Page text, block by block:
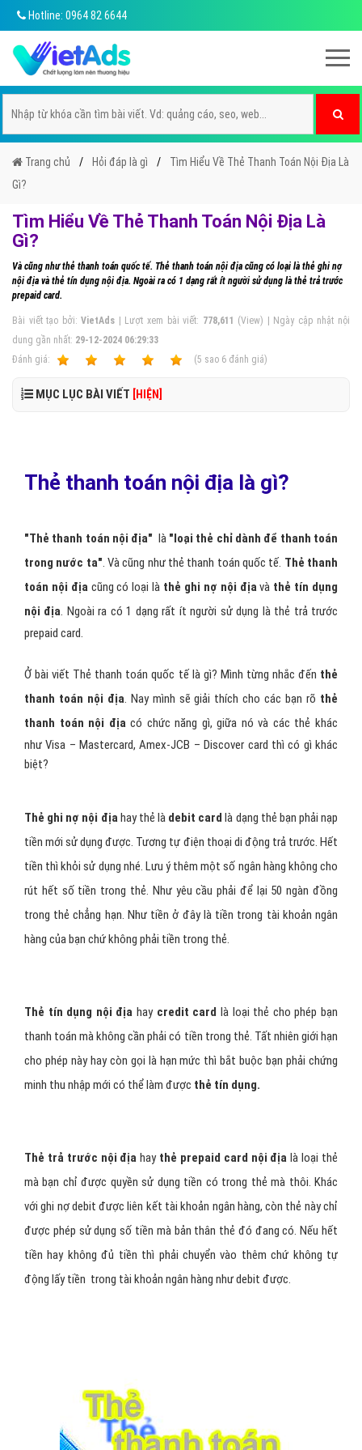
Hotline: 0964 82 6644
Trang chủ Hỏi đáp là gì
Tìm Hiểu Về Thẻ Thanh Toán Nội Địa Là
Gì?
Tìm Hiểu Về Thẻ Thanh Toán Nội Địa Là
Gì?
Và cũng như thẻ thanh toán quốc tế. Thẻ thanh toán nội địa cũng có loại là thẻ ghi nợ
nội địa và thẻ tín dụng nội địa. Ngoài ra có 1 dạng rất ít người sử dụng là thẻ trả trước
prepaid card.
Bài viết tạo bởi:VietAds | Lượt xem bài viết: 778,611 (View) | Ngày cập nhật nội
dung gần nhất: 29-12-2024 06:29:33
Ðánh giá:
(5 sao 6 đánh giá)
MỤC LỤC BÀI VIẾT [HIỆN]
Thẻ thanh toán nội địa là gì?
"Thẻ thanh toán nội địa" là"loại thẻ chỉ dành để thanh toán
trong nước ta". Và cũng như thẻ thanh toán quốc tế. Thẻ thanh
toán nội địa cũng có loại là thẻ ghi nợ nội địavà thẻ tín dụng
nội địa. Ngoài ra có 1 dạng rất ít người sử dụng là thẻ trả trước
prepaid card.
Ở bài viết Thẻ thanh toán quốc tế là gì? Mình từng nhắc đến thẻ
thanh toán nội địa. Nay mình sẽ giải thích cho các bạn rõ thẻ
thanh toán nội địacó chức năng gì, giữa nó và các thẻ khác
như Visa – Mastercard, Amex-JCB – Discover card thì có gì khác
biệt?
Thẻ ghi nợ nội địahay thẻ là debit card là dạng thẻ bạn phải nạp
tiền mới sử dụng được. Tương tự điện thoại di động trả trước. Hết
tiền thì khỏi sử dụng nhé. Lưu ý thêm một số ngân hàng không cho
rút hết số tiền trong thẻ. Như yêu cầu phải để lại 50 ngàn đồng
trong thẻ chẳng hạn. Như tiền ở đây là tiền trong tài khoản ngân
hàng của bạn chứ không phải tiền trong thẻ.
Thẻ tín dụng nội địahay credit card là loại thẻ cho phép bạn
thanh toán mà không cần phải có tiền trong thẻ. Tất nhiên giới hạn
cho phép này hay còn gọi là hạn mức thì bắt buộc bạn phải chứng
minh thu nhập mới có thể làm được thẻ tín dụng.
Thẻ trả trước nội địahaythẻ prepaid card nội địa là loại thẻ
mà bạn chỉ được quyền sử dụng tiền có trong thẻ mà thôi. Khác
với ghi nợ debit được liên kết tài khoản ngân hàng, còn thẻ này chỉ
được phép sử dụng số tiền mà bản thân thẻ đó đang có. Nếu hết
tiền hay không đủ tiền thì phải chuyển vào thêm chứ không tự
động lấy tiền trong tài khoản ngân hàng như debit được.